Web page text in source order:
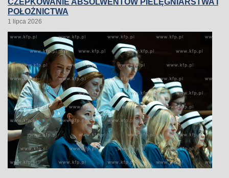
CZEPKOWANIE ABSOLWENTÓW PIELĘGNIARSTWA I
POŁOŻNICTWA
1 lipca 2026